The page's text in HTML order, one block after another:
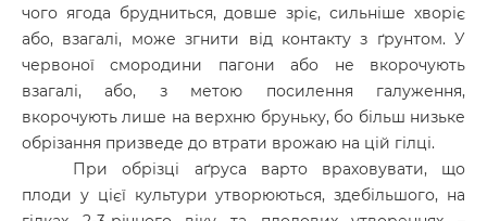
чого ягода брудниться, довше зріє, сильніше хворіє
або, взагалі, може згнити від контакту з ґрунтом. У
червоної смородини пагони або не вкорочують
взагалі, або, з метою посилення галуження,
вкорочують лише на верхню бруньку, бо більш низьке
обрізання призведе до втрати врожаю на цій гілці.
При обрізці аґруса варто враховувати, що
плоди у цієї культури утворюються, здебільшого, на